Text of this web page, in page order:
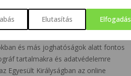
Elutasítás Elfogadás
típusú tartalmak nagyobb felelősséget
kéretlen erotikus tartalmak
és más joghatóságok alatt fontos
tartalmakra és adatvédelemre
Egyesült Királyságban az online